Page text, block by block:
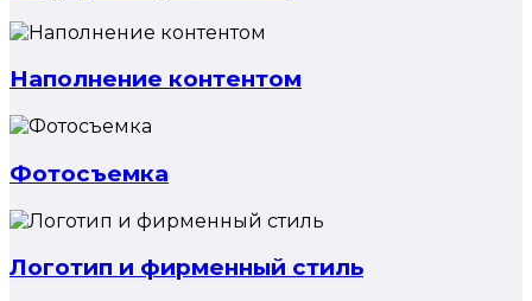
Наполнение контентом
Фотосъемка
Логотип и фирменный стиль